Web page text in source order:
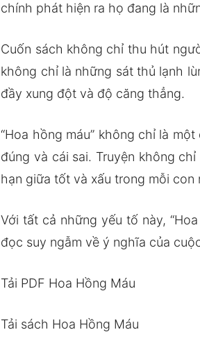
chính phát hiện ra họ đang là
Cuốn sách không chỉ thu hút
không chỉ là những sát thủ lạnh
đầy xung đột và độ căng thẳng.
“Hoa hồng máu” không chỉ là
đúng và cái sai. Truyện không
hạn giữa tốt và xấu trong mỗi con
Với tất cả những yếu tố này,
đọc suy ngẫm về ý nghĩa của
Tải PDF Hoa Hồng Máu
Tải sách Hoa Hồng Máu